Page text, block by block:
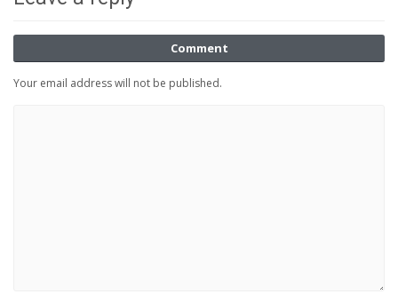
Comment
Your email address will not be published.